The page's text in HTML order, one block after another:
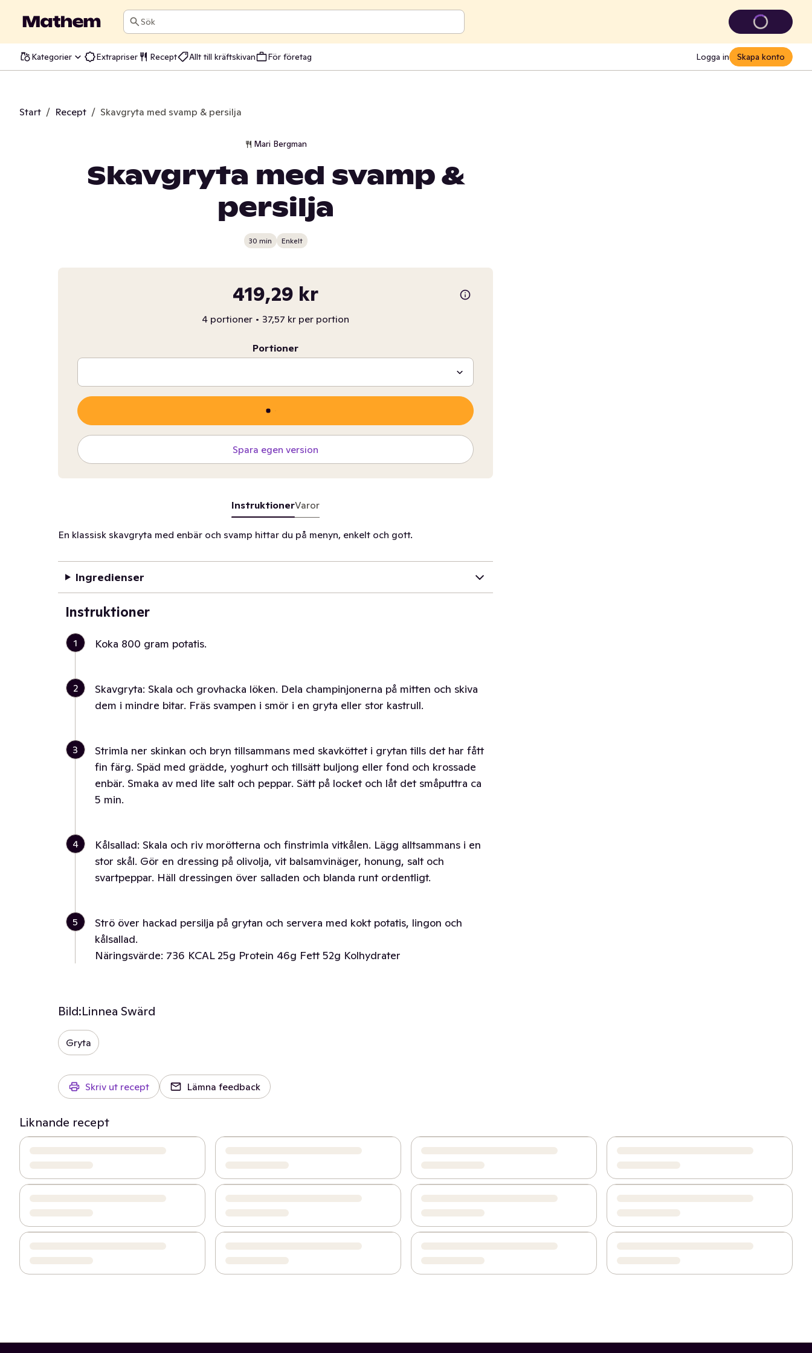
Sök
Kategorier Extrapriser Recept Allt till kräftskivan För företag Logga in Skapa konto
Start / Recept / Skavgryta med svamp & persilja
Mari Bergman
Skavgryta med svamp &
persilja
30 min Enkelt
419,29 kr
4 portioner • 37,57 kr per portion
Portioner
Spara egen version
InstruktionerVaror
En klassisk skavgryta med enbär och svamp hittar du på menyn, enkelt och gott.
Ingredienser
Instruktioner
1 Koka 800 gram potatis.
2
Skavgryta: Skala och grovhacka löken. Dela champinjonerna på mitten och skiva
dem i mindre bitar. Fräs svampen i smör i en gryta eller stor kastrull.
3
Strimla ner skinkan och bryn tillsammans med skavköttet i grytan tills det har fått
fin färg. Späd med grädde, yoghurt och tillsätt buljong eller fond och krossade
enbär. Smaka av med lite salt och peppar. Sätt på locket och låt det småputtra ca
5 min.
4
Kålsallad: Skala och riv morötterna och finstrimla vitkålen. Lägg alltsammans i en
stor skål. Gör en dressing på olivolja, vit balsamvinäger, honung, salt och
svartpeppar. Häll dressingen över salladen och blanda runt ordentligt.
5
Strö över hackad persilja på grytan och servera med kokt potatis, lingon och
kålsallad.
Näringsvärde: 736 KCAL 25g Protein 46g Fett 52g Kolhydrater
Bild:Linnea Swärd
Gryta
Skriv ut recept Lämna feedback
Liknande recept